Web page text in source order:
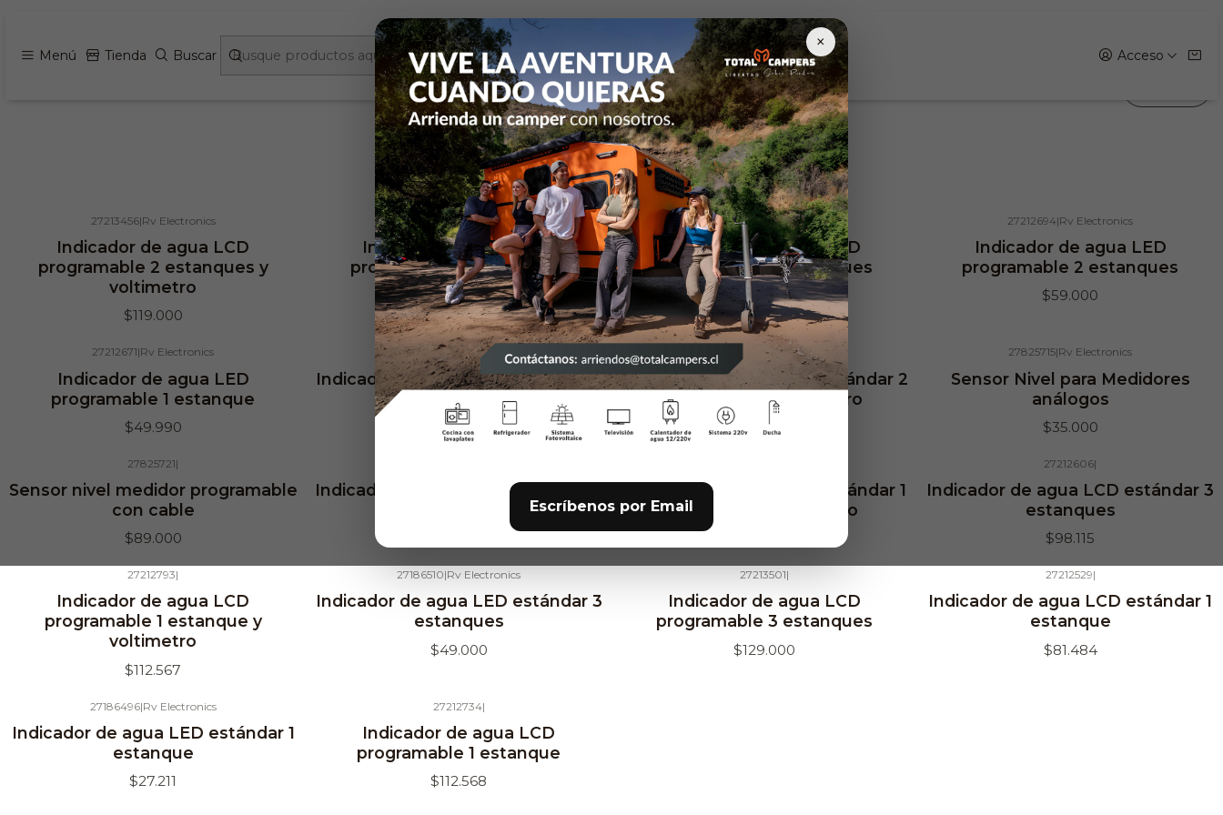
×
Escríbenos por Email
Menú Tienda Buscar Acceso
Inicio Campers y equipamiento Indicadores Niveles estanques
Indicadores Niveles
estanques
27213456|Rv Electronics
Indicador de agua LCD
programable 2 estanques y
voltimetro
$119.000
27213061|Rv Electronics
Indicador de agua LCD
programable 2 estanques
$129.000
Agotado
27212724 Rv Electronics
Indicador de agua LED
programable 3 estanques
$49.000
27212694|Rv Electronics
Indicador de agua LED
programable 2 estanques
$59.000
27212671|Rv Electronics
Indicador de agua LED
programable 1 estanque
$49.990
27186498|Rv Electronics
Indicador de agua LED estándar 2
estanques
$39.000
27212562 Rv Electronics
Indicador de agua LCD estándar 2
estanques y voltimetro
$98.115
27825715|Rv Electronics
Sensor Nivel para Medidores
análogos
$35.000
27825721|
Sensor nivel medidor programable
con cable
$89.000
Indicador de agua LCD estándar 2
Indicador de agua LCD estándar 1
estanque y voltimetro
27212606|
Indicador de agua LCD estándar 3
estanques
$98.115
27212793|
Indicador de agua LCD
programable 1 estanque y
voltimetro
$112.567
27186510|Rv Electronics
Indicador de agua LED estándar 3
estanques
$49.000
27213501|
Indicador de agua LCD
programable 3 estanques
$129.000
27212529|
Indicador de agua LCD estándar 1
estanque
$81.484
27186496|Rv Electronics
Indicador de agua LED estándar 1
estanque
$27.211
27212734|
Indicador de agua LCD
programable 1 estanque
$112.568